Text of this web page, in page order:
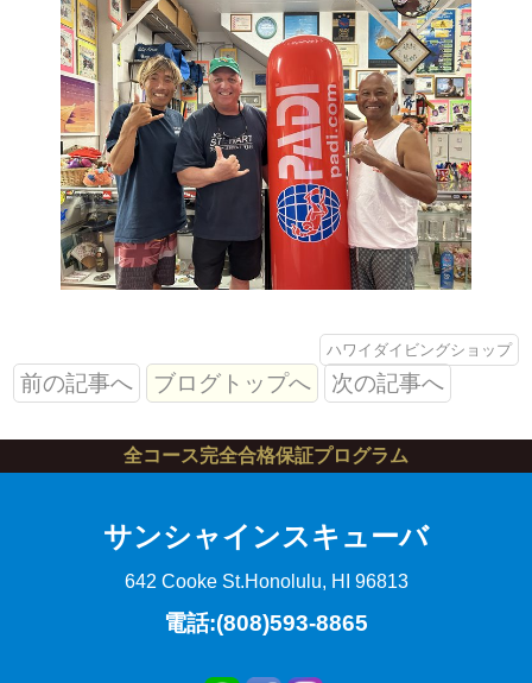
ハワイダイビングショップ
前の記事へ ブログトップへ 次の記事へ
全コース完全合格保証プログラム
サンシャインスキューバ
642 Cooke St.Honolulu, HI 96813
電話:(808)593-8865